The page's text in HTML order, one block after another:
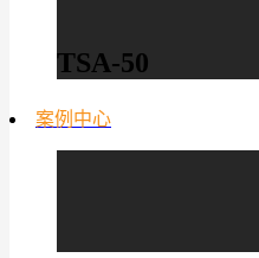
TSA-50
案例中心